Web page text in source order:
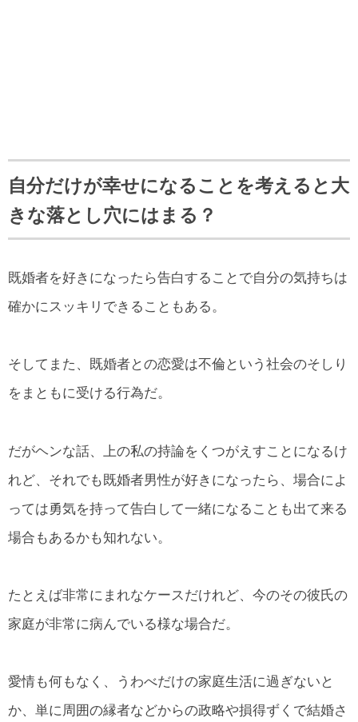
自分だけが幸せになることを考えると大
きな落とし穴にはまる？
既婚者を好きになったら告白することで自分の気持ちは
確かにスッキリできることもある。
そしてまた、既婚者との恋愛は不倫という社会のそしり
をまともに受ける行為だ。
だがヘンな話、上の私の持論をくつがえすことになるけ
れど、それでも既婚者男性が好きになったら、場合によ
っては勇気を持って告白して一緒になることも出て来る
場合もあるかも知れない。
たとえば非常にまれなケースだけれど、今のその彼氏の
家庭が非常に病んでいる様な場合だ。
愛情も何もなく、うわべだけの家庭生活に過ぎないと
か、単に周囲の縁者などからの政略や損得ずくで結婚さ